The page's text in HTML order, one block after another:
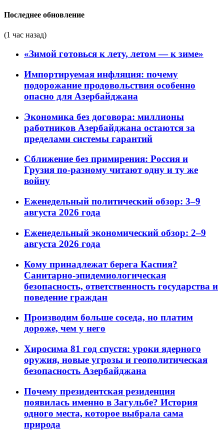
Последнее обновление
(1 час назад)
«Зимой готовься к лету, летом — к зиме»
Импортируемая инфляция: почему
подорожание продовольствия особенно
опасно для Азербайджана
Экономика без договора: миллионы
работников Азербайджана остаются за
пределами системы гарантий
Сближение без примирения: Россия и
Грузия по-разному читают одну и ту же
войну
Еженедельный политический обзор: 3–9
августа 2026 года
Еженедельный экономический обзор: 2–9
августа 2026 года
Кому принадлежат берега Каспия?
Санитарно-эпидемиологическая
безопасность, ответственность государства и
поведение граждан
Производим больше соседа, но платим
дороже, чем у него
Хиросима 81 год спустя: уроки ядерного
оружия, новые угрозы и геополитическая
безопасность Азербайджана
Почему президентская резиденция
появилась именно в Загульбе? История
одного места, которое выбрала сама
природа